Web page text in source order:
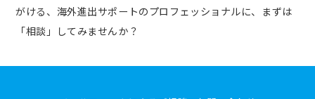
がける、 海外進出サポートのプロフェッショナルに、まずは
「相談」してみませんか？